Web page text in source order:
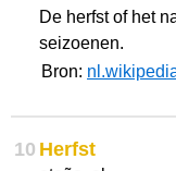
De herfst of het
seizoenen.
Bron:
10 Herfst